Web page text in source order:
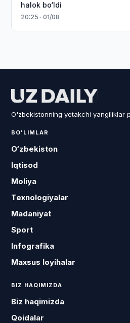
halok bo‘ldi
20:25 · 01/08
O'zbekistonning yetakchi yangiliklar
BO'LIMLAR
O‘zbekiston
Iqtisod
Moliya
Texnologiyalar
Madaniyat
Sport
Infografika
Maxsus loyihalar
BIZ HAQIMIZDA
Biz haqimizda
Qoidalar